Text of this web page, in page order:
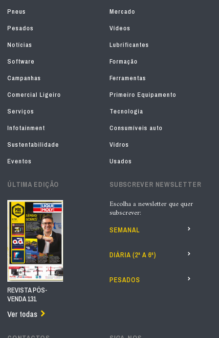
Pneus
Mercado
Pesados
Vídeos
Notícias
Lubrificantes
Software
Formação
Campanhas
Ferramentas
Comercial Ligeiro
Primeiro Equipamento
Serviços
Tecnologia
Infotainment
Consumíveis auto
Sustentabilidade
Vidros
Eventos
Usados
ÚLTIMA EDIÇÃO
REVISTA PÓS-
VENDA 131
Ver todas
SUBSCREVER NEWSLETTER
Escolha a newsletter que quer
subscrever:
SEMANAL
DIÁRIA (2ª A 6ª)
PESADOS